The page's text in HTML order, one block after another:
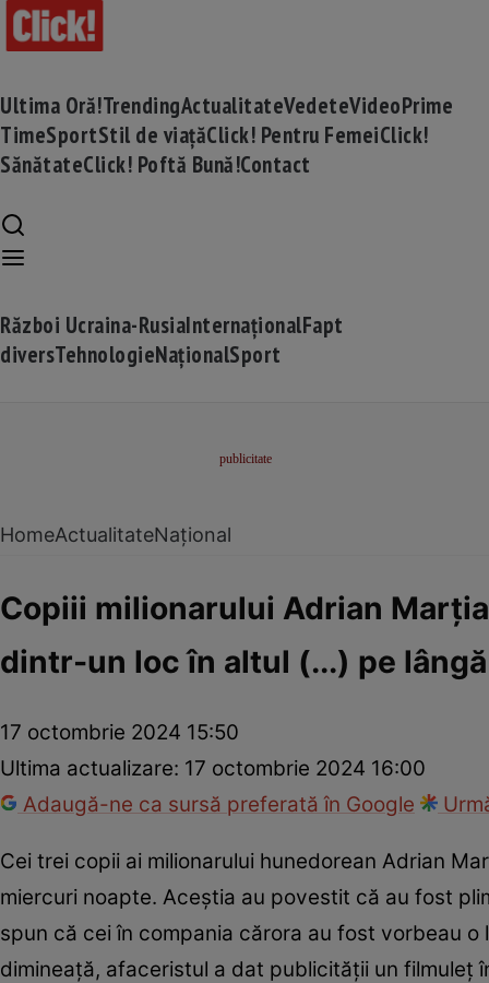
Ultima Oră!TrendingActualitateVedeteVideoPrime
TimeSportStil de viațăClick! Pentru FemeiClick!
SănătateClick! Poftă Bună!Contact
Război Ucraina-RusiaInternaționalFapt
diversTehnologieNaționalSport
HomeActualitateNațional
Copiii milionarului Adrian
dintr-un loc în altul (...) pe
17 octombrie 2024 15:50
Ultima actualizare: 17 octombrie 2024 16:00
Adaugă-ne ca sursă preferată în Google
Cei trei copii ai milionarului hunedorean Adrian
miercuri noapte. Aceștia au povestit că au fost
spun că cei în compania cărora au fost vorbeau
dimineață, afaceristul a dat publicității un filmuleț